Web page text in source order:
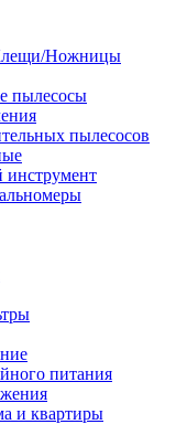
Ножницы
пылесосы
пылесосов
инструмент
питания
и квартиры